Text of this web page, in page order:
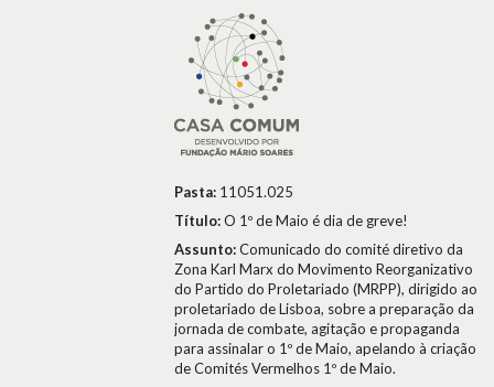
Pasta: 11051.025
Título:O 1º de Maio é dia de greve!
Assunto:Comunicado do comité diretivo da
Zona Karl Marx do Movimento Reorganizativo
do Partido do Proletariado (MRPP), dirigido ao
proletariado de Lisboa, sobre a preparação da
jornada de combate, agitação e propaganda
para assinalar o 1º de Maio, apelando à criação
de Comités Vermelhos 1º de Maio.